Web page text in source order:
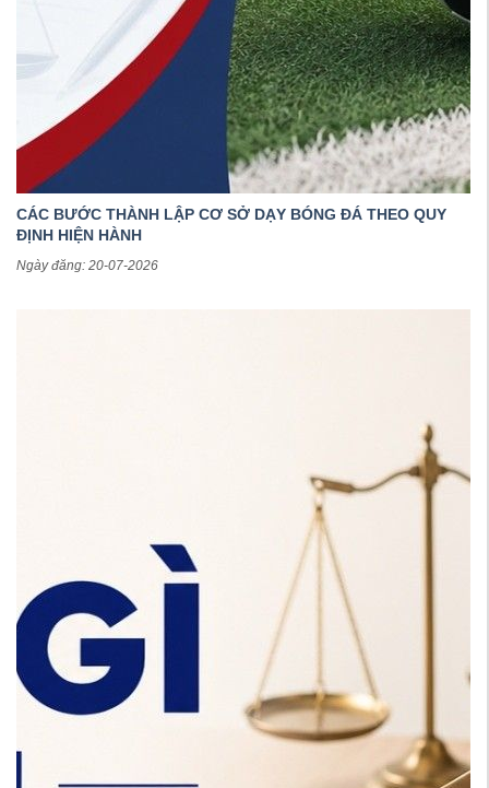
CÁC BƯỚC THÀNH LẬP CƠ SỞ DẠY BÓNG ĐÁ THEO QUY
ĐỊNH HIỆN HÀNH
Ngày đăng: 20-07-2026